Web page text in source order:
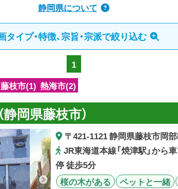
静岡県について
タイプ・特徴、宗旨・宗派で絞り込む
1
藤枝市(1) 熱海市(2)
岡県藤枝市）
〒421-1121 静岡県藤枝市岡
JR東海道本線「焼津駅」から
停 徒歩5分
桜の木がある
ペットと一緒